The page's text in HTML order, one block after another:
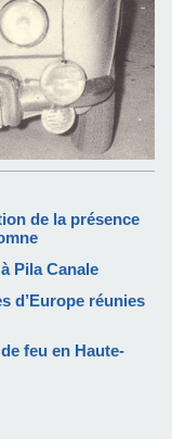
de la présence
Pila Canale
d’Europe réunies
feu en Haute-